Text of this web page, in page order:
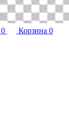
0 Корзина 0